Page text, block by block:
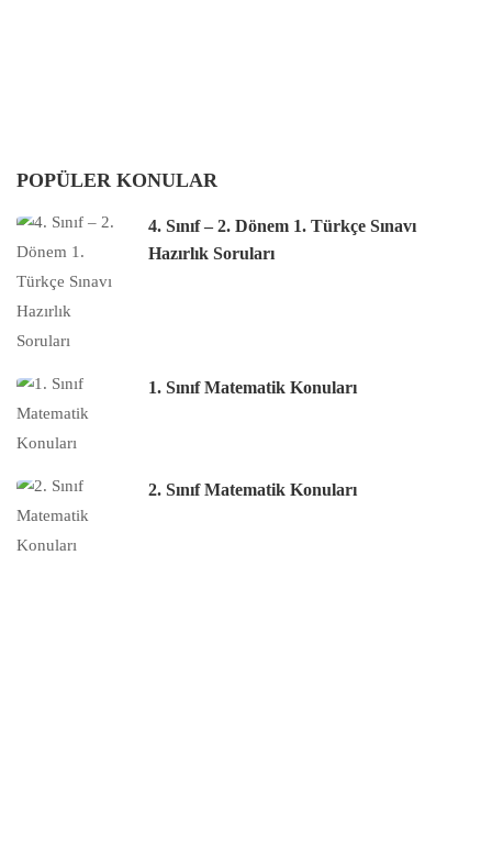
POPÜLER KONULAR
4. Sınıf – 2. Dönem 1. Türkçe Sınavı
Hazırlık Soruları
1. Sınıf Matematik Konuları
2. Sınıf Matematik Konuları